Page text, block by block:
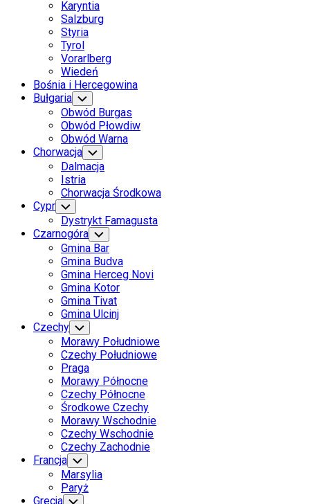
Karyntia
Salzburg
Styria
Tyrol
Vorarlberg
Wiedeń
Bośnia i Hercegowina
Bułgaria Toggle
Child
Menu
Obwód Burgas
Obwód Płowdiw
Obwód Warna
Chorwacja Toggle
Child
Menu
Dalmacja
Istria
Chorwacja Środkowa
Cypr Toggle
Child
Menu
Dystrykt Famagusta
Czarnogóra Toggle
Child
Menu
Gmina Bar
Gmina Budva
Gmina Herceg Novi
Gmina Kotor
Gmina Tivat
Gmina Ulcinj
Czechy Toggle
Child
Menu
Morawy Południowe
Czechy Południowe
Praga
Morawy Północne
Czechy Północne
Środkowe Czechy
Morawy Wschodnie
Czechy Wschodnie
Czechy Zachodnie
Francja Toggle
Child
Menu
Marsylia
Paryż
Grecja Toggle